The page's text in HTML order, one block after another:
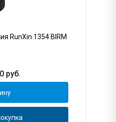
RunXin 1354 BIRM
руб.